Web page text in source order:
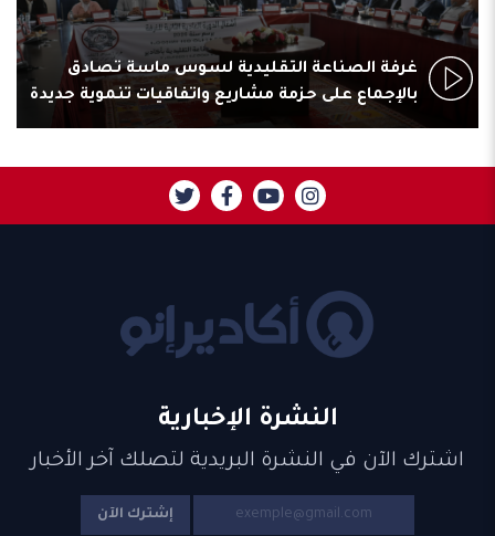
غرفة الصناعة التقليدية لسوس ماسة تصادق
بالإجماع على حزمة مشاريع واتفاقيات تنموية جديدة
النشرة الإخبارية
اشترك الآن في النشرة البريدية لتصلك آخر الأخبار
إشترك الآن